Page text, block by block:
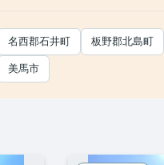
名西郡石井町 板野郡北島町
美馬市